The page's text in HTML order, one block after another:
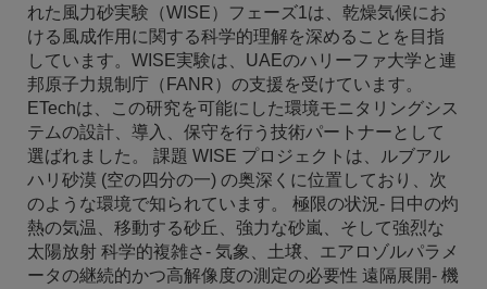
れた風力砂実験（WISE）フェーズ1は、乾燥気候にお
ける風成作用に関する科学的理解を深めることを目指
しています。WISE実験は、UAEのハリーファ大学と連
邦原子力規制庁（FANR）の支援を受けています。
ETechは、この研究を可能にした環境モニタリングシス
テムの設計、導入、保守を行う技術パートナーとして
選ばれました。 課題 WISE プロジェクトは、ルブアル
ハリ砂漠 (空の四分の一) の奥深くに位置しており、次
のような環境で知られています。 極限の状況- 日中の灼
熱の気温、移動する砂丘、強力な砂嵐、そして強烈な
太陽放射 科学的複雑さ- 気象、土壌、エアロゾルパラメ
ータの継続的かつ高解像度の測定の必要性 遠隔展開- 機